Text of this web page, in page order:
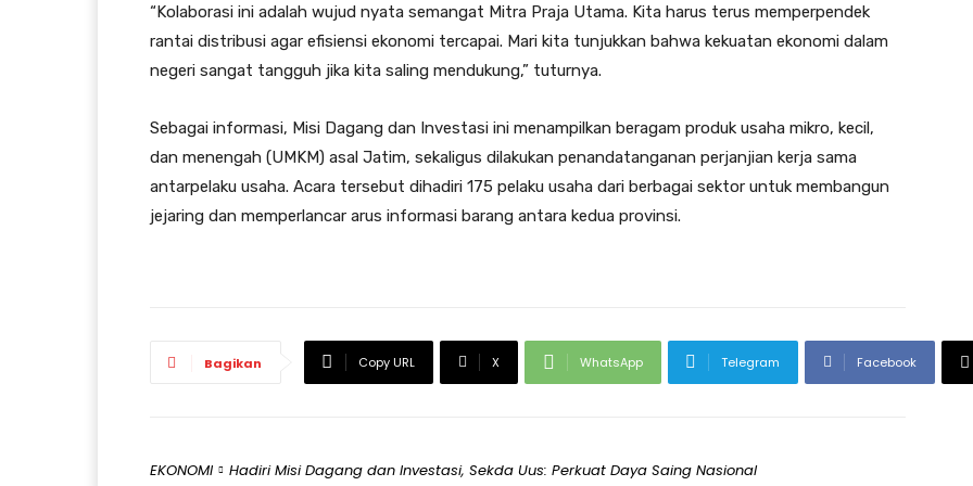
“Kolaborasi ini adalah wujud nyata semangat Mitra Praja Utama. Kita harus terus memperpendek
rantai distribusi agar efisiensi ekonomi tercapai. Mari kita tunjukkan bahwa kekuatan ekonomi dalam
negeri sangat tangguh jika kita saling mendukung,” tuturnya.
Sebagai informasi, Misi Dagang dan Investasi ini menampilkan beragam produk usaha mikro, kecil,
dan menengah (UMKM) asal Jatim, sekaligus dilakukan penandatanganan perjanjian kerja sama
antarpelaku usaha. Acara tersebut dihadiri 175 pelaku usaha dari berbagai sektor untuk membangun
jejaring dan memperlancar arus informasi barang antara kedua provinsi.
Bagikan Copy URL X WhatsApp Telegram Facebook
EKONOMI Hadiri Misi Dagang dan Investasi, Sekda Uus: Perkuat Daya Saing Nasional